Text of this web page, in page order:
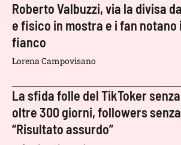
Roberto Valbuzzi, via la divisa
e fisico in mostra e i fan
fianco
Lorena Campovisano
La sfida folle del TikToker
oltre 300 giorni, followers
“Risultato assurdo”